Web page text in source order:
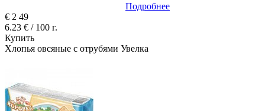
Подробнее
€ 2 49
6.23 € / 100 г.
Купить
Хлопья овсяные с отрубями Увелка